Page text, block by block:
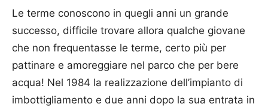
Le terme conoscono in quegli anni un grande
successo, difficile trovare allora qualche giovane
che non frequentasse le terme, certo più per
pattinare e amoreggiare nel parco che per bere
acqua! Nel 1984 la realizzazione dell’impianto di
imbottigliamento e due anni dopo la sua entrata in